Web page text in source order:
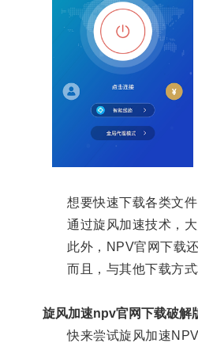
想要快速下载各类文件
通过旋风加速技术，大
此外，NPV官网下载还
而且，与其他下载方式
旋风加速npv官网下载破解
快来尝试旋风加速NPV